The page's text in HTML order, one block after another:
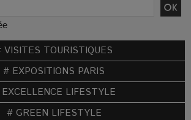
VISITES TOURISTIQUES
# EXPOSITIONS PARIS
LIFESTYLE
# GREEN LIFESTYLE
l’instant où l’opéra bascule dans l’ère des
les dérivés du chanvre gagnent en